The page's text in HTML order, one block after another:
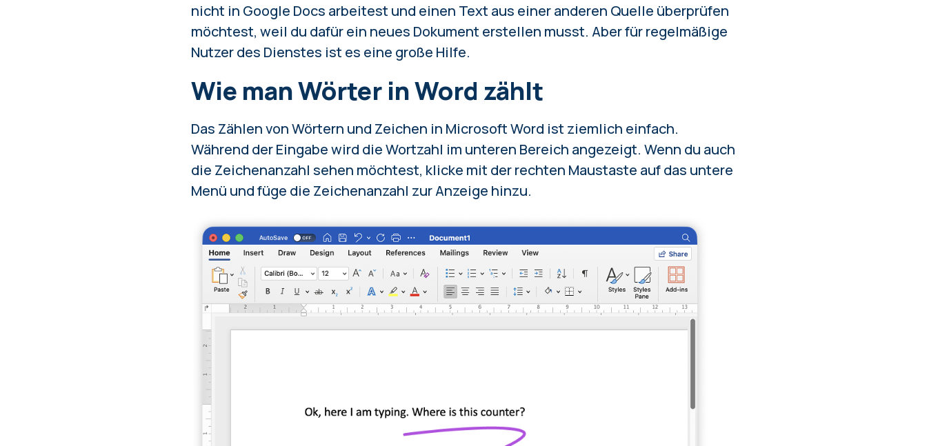
nicht in Google Docs arbeitest und einen Text aus einer anderen Quelle überprüfen
möchtest, weil du dafür ein neues Dokument erstellen musst. Aber für regelmäßige
Nutzer des Dienstes ist es eine große Hilfe.
Wie man Wörter in Word zählt
Das Zählen von Wörtern und Zeichen in Microsoft Word ist ziemlich einfach.
Während der Eingabe wird die Wortzahl im unteren Bereich angezeigt. Wenn du auch
die Zeichenanzahl sehen möchtest, klicke mit der rechten Maustaste auf das untere
Menü und füge die Zeichenanzahl zur Anzeige hinzu.